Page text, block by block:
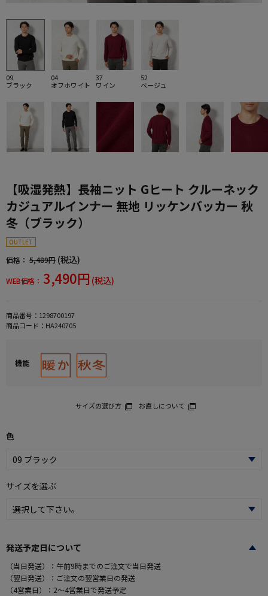
09
ブラック
04
オフホワイト
37
ワイン
52
ベージュ
【吸湿発熱】長袖ニット Gヒート クルーネック
カジュアルインナー 無地 リッケンバッカー 秋
冬（ブラック）
OUTLET
価格： 5,489円 (税込)
WEB価格： 3,490円 (税込)
商品番号： 1298700197
商品コード： HA240705
機能
サイズの選び方 お直しについて
色
サイズを選ぶ
発送予定日について
（当日発送）：午前9時までのご注文で当日発送
（翌日発送）：ご注文の翌営業日の発送
（4営業日）：2～4営業日で発送予定